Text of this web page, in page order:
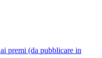
premi (da pubblicare in